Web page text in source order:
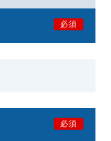
必須
必須